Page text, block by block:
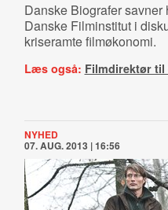
Danske Biografer savner
Danske Filminstitut i
kriseramte filmøkonomi.
Læs også: Filmdirektør til
NYHED
07. AUG. 2013 | 16:56